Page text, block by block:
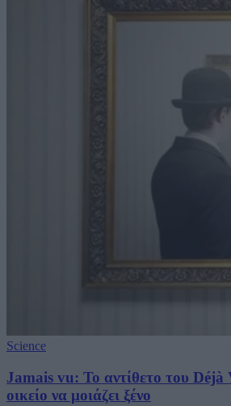
Science
Jamais vu: Το αντίθετο του Déjà
οικείο να μοιάζει ξένο